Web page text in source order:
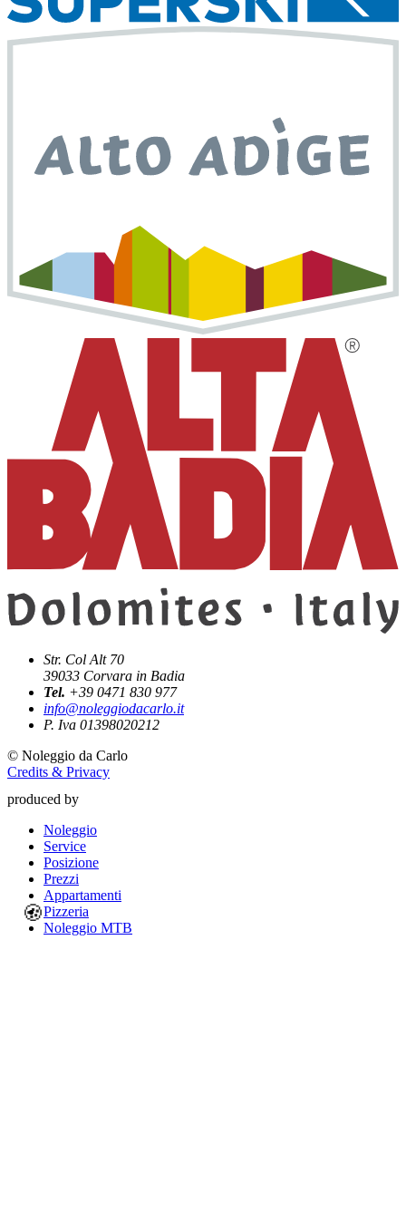
Str. Col Alt 70
39033 Corvara in Badia
Tel. +39 0471 830 977
info@noleggiodacarlo.it
P. Iva 01398020212
© Noleggio da Carlo
Credits & Privacy
produced by
Noleggio
Service
Posizione
Prezzi
Appartamenti
Pizzeria
Noleggio MTB
🍪